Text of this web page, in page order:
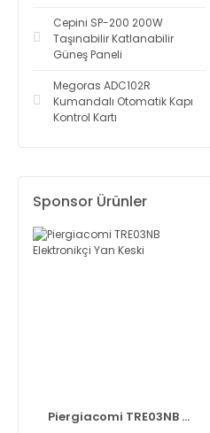
Cepini SP-200 200W
Taşınabilir Katlanabilir
Güneş Paneli
Megoras ADC102R
Kumandalı Otomatik Kapı
Kontrol Kartı
Sponsor Ürünler
Piergiacomi TRE03NB ...